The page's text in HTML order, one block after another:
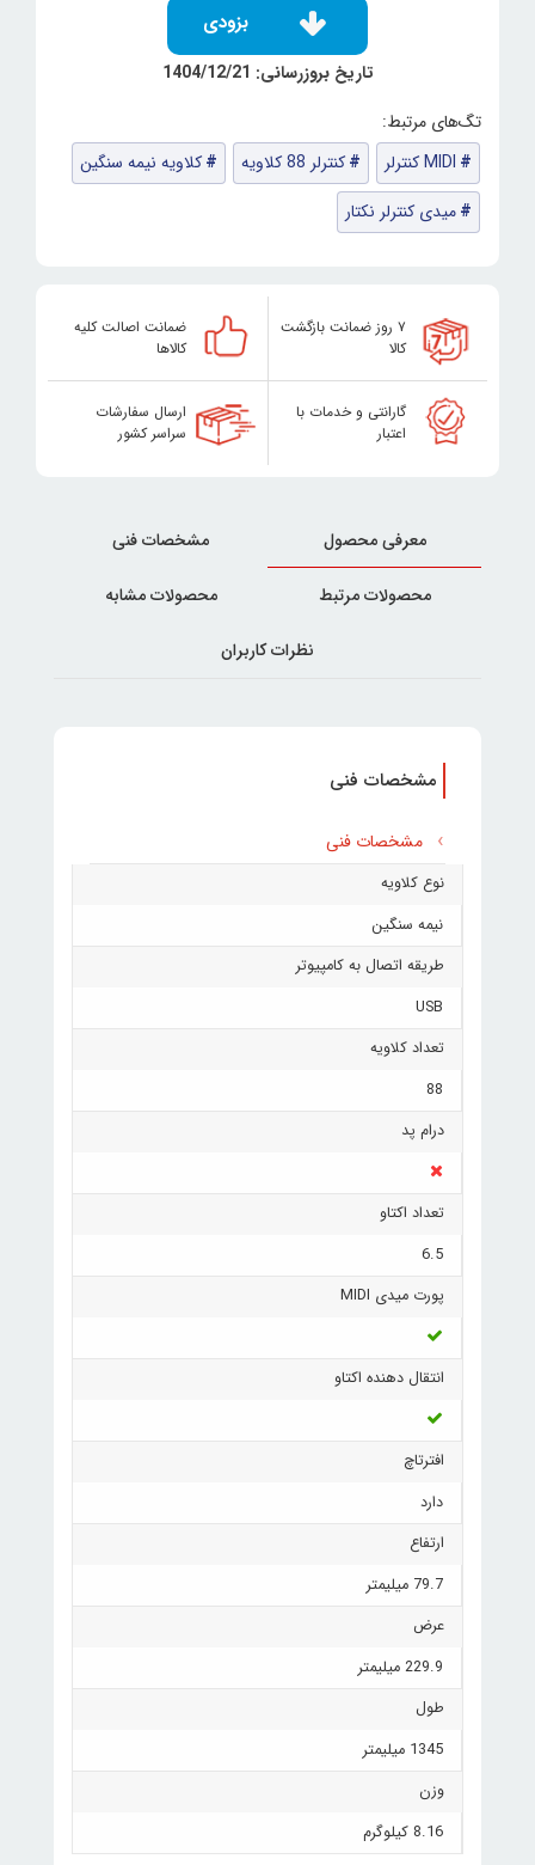
بزودی
تاریخ بروزرسانی: 1404/12/21
MIDI کنترلر کنترلر 88 کلاویه
کلاویه نیمه سنگین
میدی کنترلر نکتار
۷ روز ضمانت بازگشت
کالا
ضمانت اصالت کلیه
کالاها
گارانتی و خدمات با
اعتبار
ارسال سفارشات
سراسر کشور
معرفی محصول مشخصات فنی
محصولات مرتبط محصولات مشابه
نظرات کاربران
مشخصات فنی
مشخصات فنی
نوع کلاویه
نیمه سنگین
طریقه اتصال به کامپیوتر
USB
تعداد کلاویه
88
درام پد
تعداد اکتاو
6.5
پورت میدی MIDI
انتقال دهنده اکتاو
افترتاچ
دارد
ارتفاع
79.7 میلیمتر
عرض
229.9 میلیمتر
طول
1345 میلیمتر
وزن
8.16 کیلوگرم